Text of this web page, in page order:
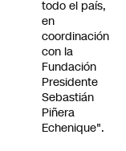
todo el país,
en
coordinación
con la
Fundación
Presidente
Sebastián
Piñera
Echenique".